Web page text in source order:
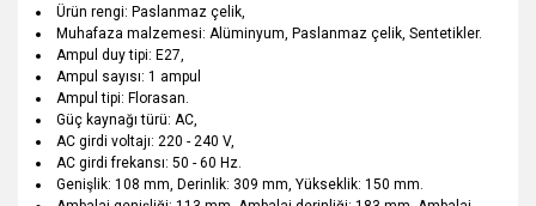
Ürün rengi: Paslanmaz çelik,
Muhafaza malzemesi: Alüminyum, Paslanmaz çelik, Sentetikler.
Ampul duy tipi: E27,
Ampul sayısı: 1 ampul
Ampul tipi: Florasan.
Güç kaynağı türü: AC,
AC girdi voltajı: 220 - 240 V,
AC girdi frekansı: 50 - 60 Hz.
Genişlik: 108 mm, Derinlik: 309 mm, Yükseklik: 150 mm.